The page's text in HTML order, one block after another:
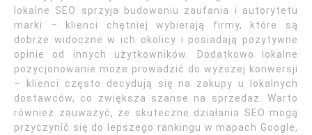
lokalne SEO sprzyja budowaniu zaufania i autorytetu
marki – klienci chętniej wybierają firmy, które są
dobrze widoczne w ich okolicy i posiadają pozytywne
opinie od innych użytkowników. Dodatkowo lokalne
pozycjonowanie może prowadzić do wyższej konwersji
– klienci często decydują się na zakupy u lokalnych
dostawców, co zwiększa szanse na sprzedaż. Warto
również zauważyć, że skuteczne działania SEO mogą
przyczynić się do lepszego rankingu w mapach Google,